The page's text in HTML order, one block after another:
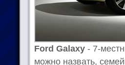
Ford Galaxy - 7-
можно назвать,